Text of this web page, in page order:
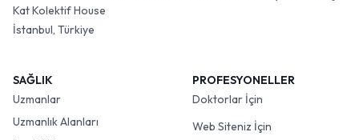
Kat Kolektif House
İstanbul, Türkiye
SAĞLIK
Uzmanlar
Uzmanlık Alanları
PROFESYONELLER
Doktorlar İçin
Web Siteniz İçin